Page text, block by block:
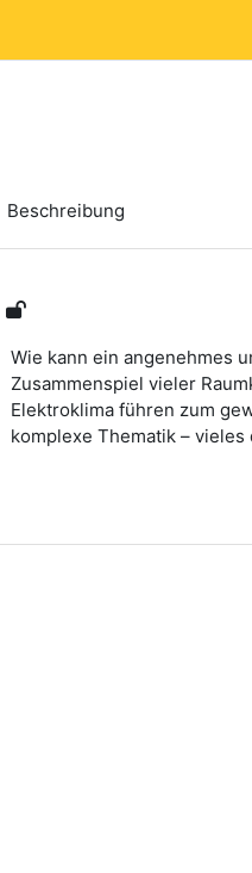
Beschreibung
Wie kann ein angenehmes
Zusammenspiel vieler
Elektroklima führen zum
komplexe Thematik –